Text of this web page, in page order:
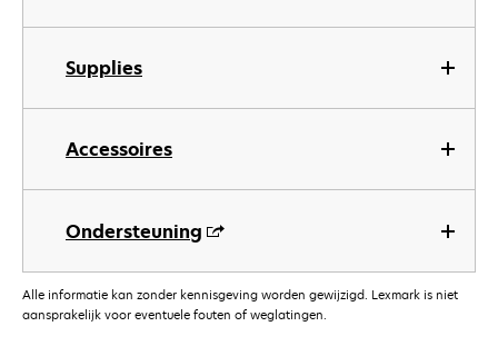
Supplies
Accessoires
Ondersteuning
Alle informatie kan zonder kennisgeving worden gewijzigd. Lexmark is niet
aansprakelijk voor eventuele fouten of weglatingen.